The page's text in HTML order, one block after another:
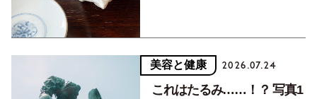
美容と健康 2026.07.24
これはたるみ……！？ 写真1